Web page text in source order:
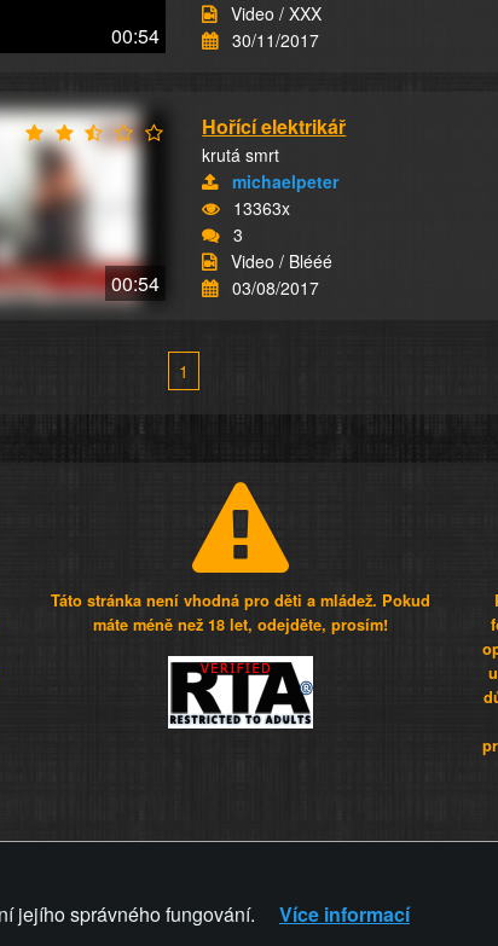
00:54
Video / XXX
30/11/2017
00:54
Hořící elektrikář
krutá smrt
michaelpeter
13363x
3
Video / Blééé
03/08/2017
1
Táto stránka není vhodná pro děti a mládež. Pokud
máte méně než 18 let, odejděte, prosím!
jejího správného fungování.
Více informací